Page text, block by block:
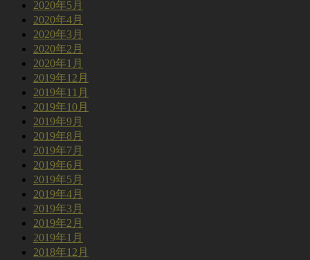
2020年5月
2020年4月
2020年3月
2020年2月
2020年1月
2019年12月
2019年11月
2019年10月
2019年9月
2019年8月
2019年7月
2019年6月
2019年5月
2019年4月
2019年3月
2019年2月
2019年1月
2018年12月